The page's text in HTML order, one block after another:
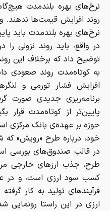
نرخ‌های بهره بلندمدت
روند افزایش قیمت‌ها ندهند.
نرخ‌های بهره بلندمدت باید
در واقع، باید روند نزولی
توضیح داد که برخلاف این
به کوتاه‌مدت روند صعودی
افزایش فشار تورمی و
برنامه‌ریزی جدیدی صورت
پایین‌تر از کوتاه‌مدت قرار
حوزه بر عهده‌ی بانک
خود، درباره طرح «رویش»
در قالب صندوق‌های بورسی
طرح، جذب ارزهای خارجی
کسب سود ارزی است، و در
فرآیندهای تولید به کار
ارزی در این راستا رونمایی